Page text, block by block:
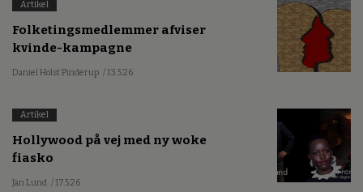
Artikel
Folketingsmedlemmer afviser
kvinde-kampagne
Daniel Holst Pinderup / 13.5.26
Artikel
Hollywood på vej med ny woke
fiasko
Jan Lund / 17.5.26